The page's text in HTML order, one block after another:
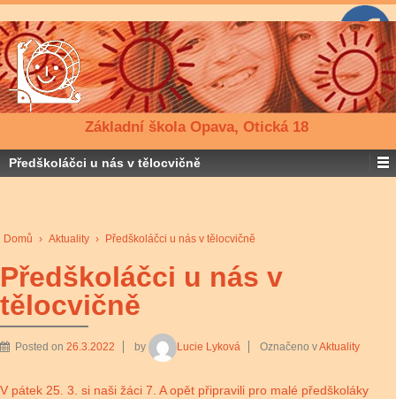
Základní škola Opava, Otická 18
Předškoláčci u nás v tělocvičně
Domů › Aktuality › Předškoláčci u nás v tělocvičně
Předškoláčci u nás v
tělocvičně
Posted on 26.3.2022 by Lucie Lyková Označeno vAktuality
V pátek 25. 3. si naši žáci 7. A opět připravili pro malé předškoláky